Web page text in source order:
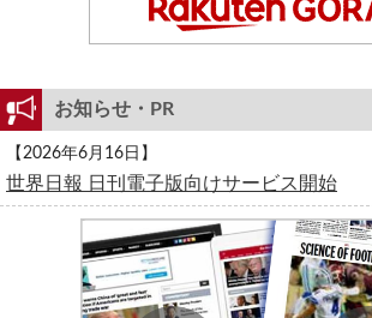
お知らせ・PR
【2026年6月16日】
世界日報 日刊電子版向けサービス開始